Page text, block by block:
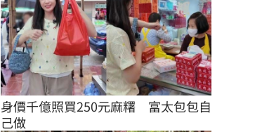
身價千億照買250元麻糬　富太包包自
己做